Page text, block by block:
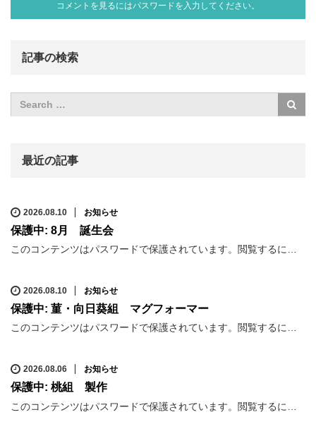
コメントを見るにはパスワードを入力してください。
記事の検索
最近の記事
2026.08.10 お知らせ
保護中: 8月 誕生会
このコンテンツはパスワードで保護されています。閲覧するに…
2026.08.10 お知らせ
保護中: 菫・向日葵組 マグフォーマー
このコンテンツはパスワードで保護されています。閲覧するに…
2026.08.06 お知らせ
保護中: 桃組 製作
このコンテンツはパスワードで保護されています。閲覧するに…